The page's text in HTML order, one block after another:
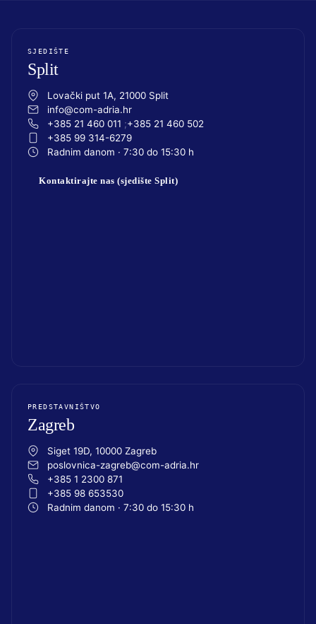
SJEDIŠTE
Split
Lovački put 1A, 21000 Split
info@com-adria.hr
+385 21 460 011
+385 21 460 502
+385 99 314-6279
Radnim danom · 7:30 do 15:30 h
Kontaktirajte nas (sjedište Split)
PREDSTAVNIŠTVO
Zagreb
Siget 19D, 10000 Zagreb
poslovnica-zagreb@com-adria.hr
+385 1 2300 871
+385 98 653530
Radnim danom · 7:30 do 15:30 h